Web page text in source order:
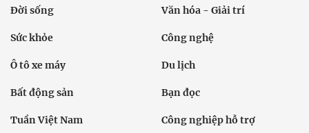
Đời sống Văn hóa - Giải trí
Sức khỏe Công nghệ
Ô tô xe máy Du lịch
Bất động sản Bạn đọc
Tuần Việt Nam Công nghiệp hỗ trợ